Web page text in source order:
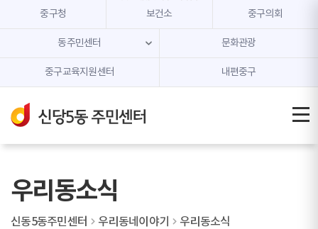
본문 내용 바로가기
주메뉴 바로가기
중구청 보건소 중구의회
동주민센터 문화관광
중구교육지원센터 내편중구
우리동소식
신동5동주민센터 우리동네이야기 우리동소식